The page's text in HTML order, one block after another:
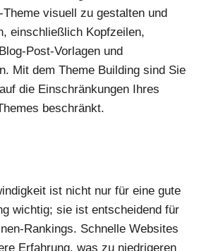
visuell zu gestalten und
einschließlich Kopfzeilen,
Post-Vorlagen und
Mit dem Theme Building sind Sie
die Einschränkungen Ihres
beschränkt.
ist nicht nur für eine gute
wichtig; sie ist entscheidend für
Rankings. Schnelle Websites
Erfahrung, was zu niedrigeren